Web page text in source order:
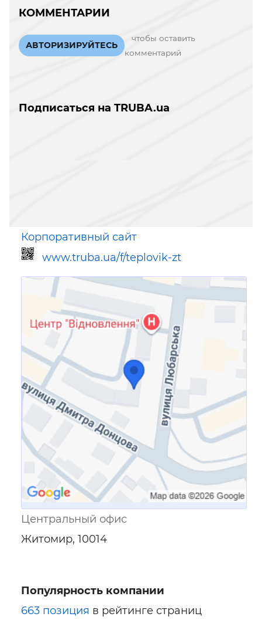
КОММЕНТАРИИ
АВТОРИЗИРУЙТЕСЬ
чтобы оставить
комментарий
Подписаться на TRUBA.ua
Корпоративный сайт
www.truba.ua/f/teplovik-zt
Ссылка для мобильных устройств
Центральный офис
Житомир, 10014
Популярность компании
663 позиция в рейтинге страниц